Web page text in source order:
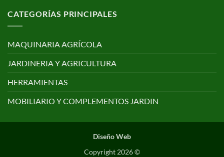
era:
899,00 €.
CATEGORÍAS PRINCIPALES
MAQUINARIA AGRÍCOLA
JARDINERIA Y AGRICULTURA
HERRAMIENTAS
MOBILIARIO Y COMPLEMENTOS JARDIN
Diseño Web
Copyright 2026 ©